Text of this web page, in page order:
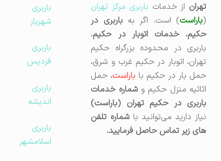
تهراناز خدماتباربری مرکز تهران
باراست) است. اگر به باربری در
حکیم،خدمات اتوبار در حکیم،
باربری در محدوده بزرگراه حکیم
تهران، اتوبار در حکیم غرب و شرق،
حمل بار در حکیم باباراست، حمل
اثاثیه منزل حکیم وشماره خدمات
باربری در حکیم تهران (باراست)
نیاز دارید می‌توانید باشماره تلفن
های زیر تماس حاصل فرمایید.
باربری
شهریار
باربری
فردیس
باربری
اندیشه
باربری
اسلامشهر